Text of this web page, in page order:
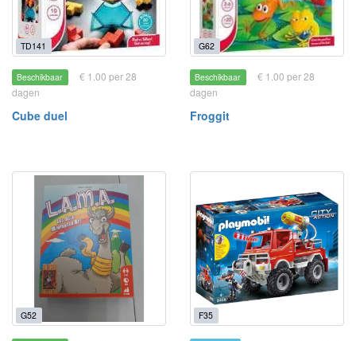
TD141
Beschikbaar
€ 1.00 per 28
dagen
Cube duel
G62
Beschikbaar
€ 1.00 per 28
dagen
Froggit
G52 F35